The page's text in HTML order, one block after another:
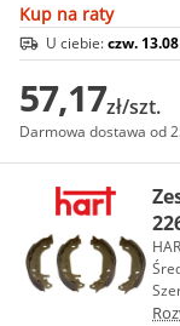
Kup na raty
U ciebie:czw. 13.08
57,17zł/szt.
Darmowa dostawa od